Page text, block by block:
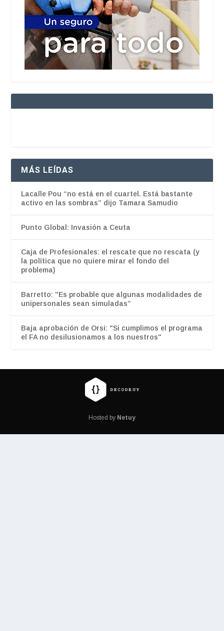
MÁS LEÍDAS
Lacalle Pou “no está en el cuartel. Está bastante
activo en las sombras” dijo Tamara Samudio
Punto Global: Invasión a Ceuta
Caja de Profesionales: el rescate que no rescata (y
la política que no quiere mirar el fondo del
problema)
Barretto: "Es probable que algunas modalidades de
unipersonales sean simuladas”
Baja aprobación de Orsi: "Si cumplimos el programa
el FA no desilusionamos a los nuestros"
Hosted by Netuy